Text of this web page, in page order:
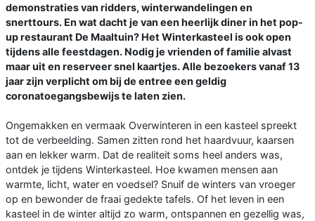
demonstraties van ridders, winterwandelingen en
snerttours. En wat dacht je van een heerlijk diner in het pop-
up restaurant De Maaltuin? Het Winterkasteel is ook open
tijdens alle feestdagen. Nodig je vrienden of familie alvast
maar uit en reserveer snel kaartjes. Alle bezoekers vanaf 13
jaar zijn verplicht om bij de entree een geldig
coronatoegangsbewijs te laten zien.
Ongemakken en vermaak Overwinteren in een kasteel spreekt
tot de verbeelding. Samen zitten rond het haardvuur, kaarsen
aan en lekker warm. Dat de realiteit soms heel anders was,
ontdek je tijdens Winterkasteel. Hoe kwamen mensen aan
warmte, licht, water en voedsel? Snuif de winters van vroeger
op en bewonder de fraai gedekte tafels. Of het leven in een
kasteel in de winter altijd zo warm, ontspannen en gezellig was,